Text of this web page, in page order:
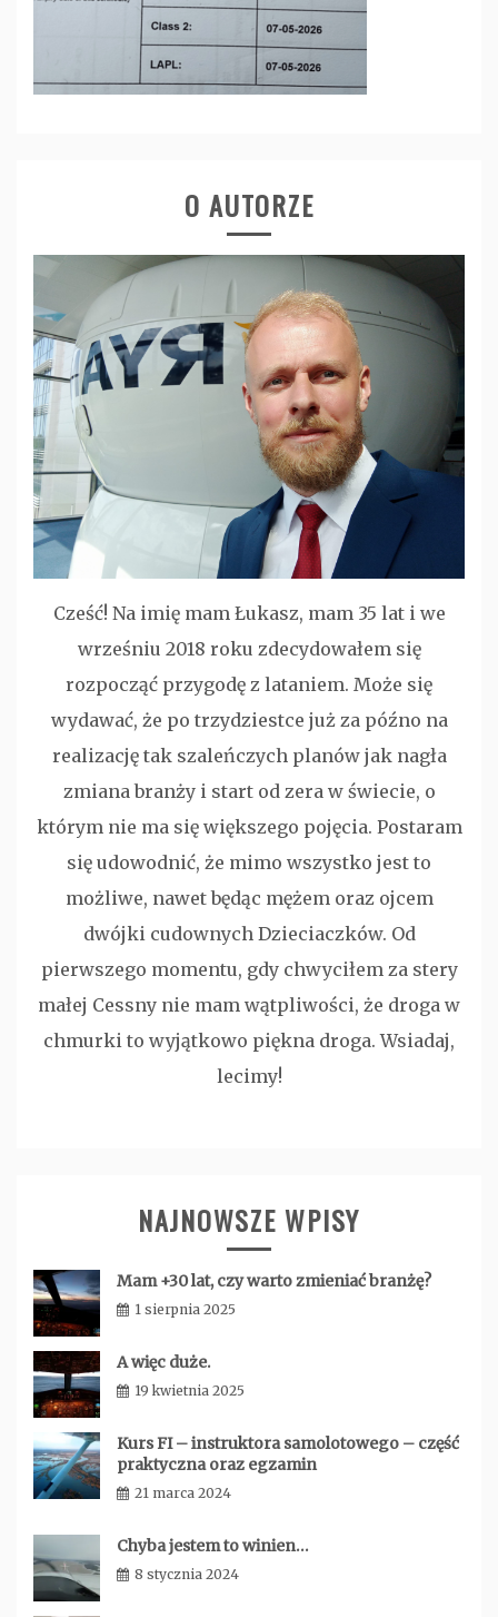
O AUTORZE
Cześć! Na imię mam Łukasz, mam 35 lat i we
wrześniu 2018 roku zdecydowałem się
rozpocząć przygodę z lataniem. Może się
wydawać, że po trzydziestce już za późno na
realizację tak szaleńczych planów jak nagła
zmiana branży i start od zera w świecie, o
którym nie ma się większego pojęcia. Postaram
się udowodnić, że mimo wszystko jest to
możliwe, nawet będąc mężem oraz ojcem
dwójki cudownych Dzieciaczków. Od
pierwszego momentu, gdy chwyciłem za stery
małej Cessny nie mam wątpliwości, że droga w
chmurki to wyjątkowo piękna droga. Wsiadaj,
lecimy!
NAJNOWSZE WPISY
Mam +30 lat, czy warto zmieniać branżę?
1 sierpnia 2025
A więc duże.
19 kwietnia 2025
Kurs FI – instruktora samolotowego – część
praktyczna oraz egzamin
21 marca 2024
Chyba jestem to winien…
8 stycznia 2024